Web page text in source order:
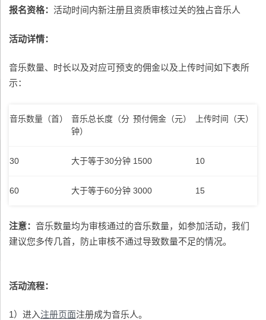
报名资格： 活动时间内新注册且资质审核过关的独占音乐人
活动详情：
音乐数量、时长以及对应可预支的佣金以及上传时间如下表所
示：
音乐数量（首）
音乐总长度（分
钟）
预付佣金（元） 上传时间（天）
30 大于等于30分钟 1500 10
60 大于等于60分钟 3000 15
注意： 音乐数量均为审核通过的音乐数量，如参加活动，我们
建议您多传几首，防止审核不通过导致数量不足的情况。
活动流程：
1）进入注册页面注册成为音乐人。